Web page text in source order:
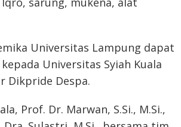
Universitas Lampung dapat
Universitas Syiah Kuala
Dikpride Despa.
Prof. Dr. Marwan, S.Si., M.Si.,